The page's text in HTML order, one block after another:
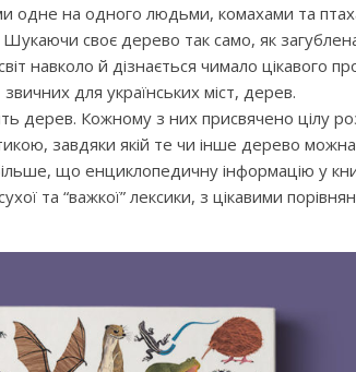
одне на одного людьми, комахами та
Шукаючи своє дерево так само, як
навколо й дізнається чимало цікавого про
для українських міст, дерев.
дерев. Кожному з них присвячено цілу
завдяки якій те чи інше дерево можна
що енциклопедичну інформацію у
та “важкої” лексики, з цікавими